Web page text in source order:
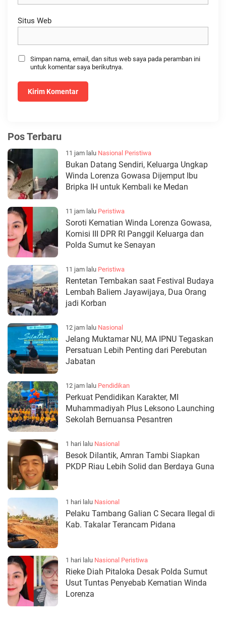
Situs Web
Simpan nama, email, dan situs web saya pada peramban ini
untuk komentar saya berikutnya.
Pos Terbaru
11 jam lalu Nasional Peristiwa
Bukan Datang Sendiri, Keluarga Ungkap
Winda Lorenza Gowasa Dijemput Ibu
Bripka IH untuk Kembali ke Medan
11 jam lalu Peristiwa
Soroti Kematian Winda Lorenza Gowasa,
Komisi III DPR RI Panggil Keluarga dan
Polda Sumut ke Senayan
11 jam lalu Peristiwa
Rentetan Tembakan saat Festival Budaya
Lembah Baliem Jayawijaya, Dua Orang
jadi Korban
12 jam lalu Nasional
Jelang Muktamar NU, MA IPNU Tegaskan
Persatuan Lebih Penting dari Perebutan
Jabatan
12 jam lalu Pendidikan
Perkuat Pendidikan Karakter, MI
Muhammadiyah Plus Leksono Launching
Sekolah Bernuansa Pesantren
1 hari lalu Nasional
Besok Dilantik, Amran Tambi Siapkan
PKDP Riau Lebih Solid dan Berdaya Guna
1 hari lalu Nasional
Pelaku Tambang Galian C Secara Ilegal di
Kab. Takalar Terancam Pidana
1 hari lalu Nasional Peristiwa
Rieke Diah Pitaloka Desak Polda Sumut
Usut Tuntas Penyebab Kematian Winda
Lorenza